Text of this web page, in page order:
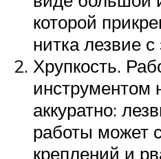
которой
нитка лезвие
Хрупкость.
инструментом
аккуратно:
работы может
креплений и